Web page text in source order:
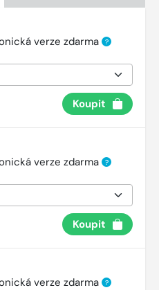
verze zdarma ?
Koupit
verze zdarma ?
Koupit
verze zdarma ?